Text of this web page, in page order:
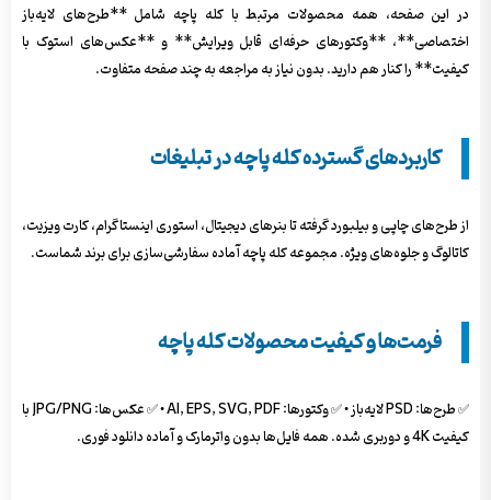
در این صفحه، همه محصولات مرتبط با کله پاچه شامل **طرح‌های لایه‌باز
اختصاصی**، **وکتورهای حرفه‌ای قابل ویرایش** و **عکس‌های استوک با
کیفیت** را کنار هم دارید. بدون نیاز به مراجعه به چند صفحه متفاوت.
کاربردهای گسترده کله پاچه در تبلیغات
از طرح‌های چاپی و بیلبورد گرفته تا بنرهای دیجیتال، استوری اینستاگرام، کارت ویزیت،
کاتالوگ و جلوه‌های ویژه. مجموعه کله پاچه آماده سفارشی‌سازی برای برند شماست.
فرمت‌ها و کیفیت محصولات کله پاچه
✅ طرح‌ها: PSD لایه‌باز • ✅ وکتورها: AI, EPS, SVG, PDF • ✅ عکس‌ها: JPG/PNG با
کیفیت 4K و دوربری شده. همه فایل‌ها بدون واترمارک و آماده دانلود فوری.